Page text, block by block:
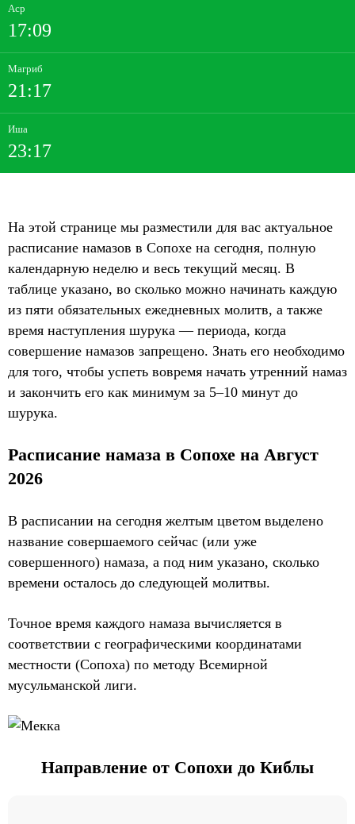
Аср
17:09
Магриб
21:17
Иша
23:17
На этой странице мы разместили для вас актуальное
расписание намазов в Сопохе на сегодня, полную
календарную неделю и весь текущий месяц. В
таблице указано, во сколько можно начинать каждую
из пяти обязательных ежедневных молитв, а также
время наступления шурука — периода, когда
совершение намазов запрещено. Знать его необходимо
для того, чтобы успеть вовремя начать утренний намаз
и закончить его как минимум за 5–10 минут до
шурука.
Расписание намаза в Сопохе на Август
2026
В расписании на сегодня желтым цветом выделено
название совершаемого сейчас (или уже
совершенного) намаза, а под ним указано, сколько
времени осталось до следующей молитвы.
Точное время каждого намаза вычисляется в
соответствии с географическими координатами
местности (Сопоха) по методу Всемирной
мусульманской лиги.
Направление от Сопохи до Киблы